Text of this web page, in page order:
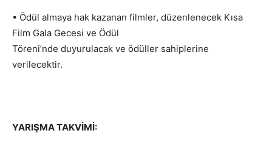
• Ödül almaya hak kazanan filmler, düzenlenecek Kısa
Film Gala Gecesi ve Ödül
Töreni’nde duyurulacak ve ödüller sahiplerine
verilecektir.
YARIŞMA TAKVİMİ: